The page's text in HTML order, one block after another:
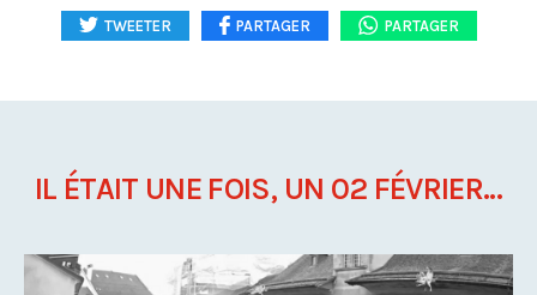
TWEETER PARTAGER PARTAGER
IL ÉTAIT UNE FOIS, UN 02 FÉVRIER...